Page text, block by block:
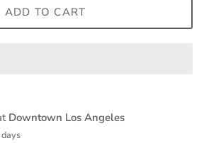
ADD TO CART
Downtown Los Angeles